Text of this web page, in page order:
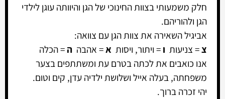
חלק משמעותי בצוות החינוכי של הגן והיוותה עוגן לילדי
הגן ולהוריהם.
אביגיל השאירה את צוות הגן עם צוואה:
צ= צניעות ו= ויתור, ויסות א= אהבה ה= הכלה
אנו כואבים את לכתה בטרם עת ומשתתפים בצער
משפחתה, בעלה אייל ושלושת ילדיה עדן, קים וטום.
יהי זכרה ברוך.